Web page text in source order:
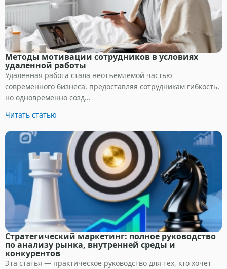
Методы мотивации сотрудников в условиях
удаленной работы
Удаленная работа стала неотъемлемой частью
современного бизнеса, предоставляя сотрудникам гибкость,
но одновременно созд...
Читать статью
Стратегический маркетинг: полное руководство
по анализу рынка, внутренней среды и
конкурентов
Эта статья — практическое руководство для тех, кто хочет